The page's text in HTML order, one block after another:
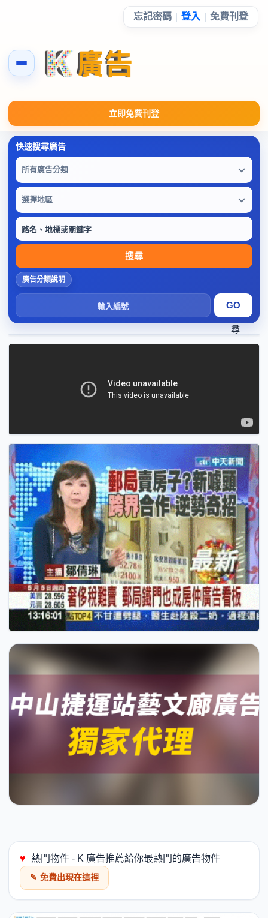
立即免費刊登
忘記密碼 登入 免費刊登
所有廣告分類
選擇地區
搜尋
廣告分類說明
搜
尋
1
2
3
4
5
6
♥ 熱門物件 - K 廣告推薦給你最熱門的廣告物件
✎ 免費出現在這裡